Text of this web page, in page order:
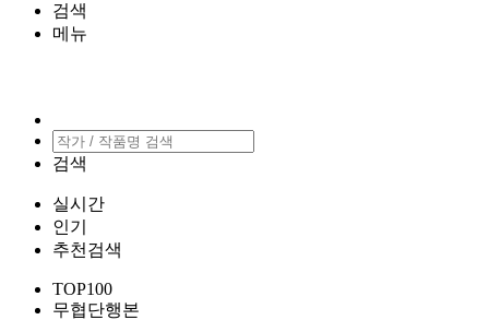
검색
메뉴
검색
실시간
인기
추천검색
TOP100
무협단행본